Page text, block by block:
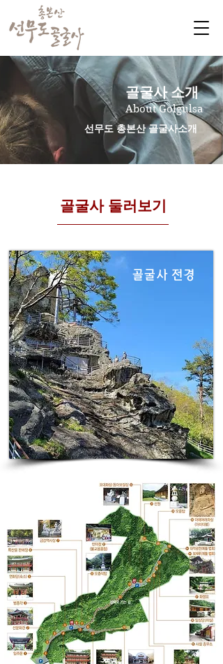
​골굴사 소개
About Golgulsa
​선무도 총본산 골굴사소개
​골굴사 둘러보기
골굴사 전경